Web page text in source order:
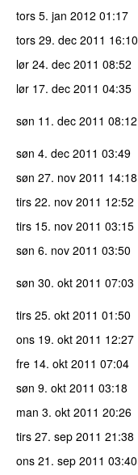
tors 5. jan 2012 01:17
tors 29. dec 2011 16:10
lør 24. dec 2011 08:52
lør 17. dec 2011 04:35
søn 11. dec 2011 08:12
søn 4. dec 2011 03:49
søn 27. nov 2011 14:18
tirs 22. nov 2011 12:52
tirs 15. nov 2011 03:15
søn 6. nov 2011 03:50
søn 30. okt 2011 07:03
tirs 25. okt 2011 01:50
ons 19. okt 2011 12:27
fre 14. okt 2011 07:04
søn 9. okt 2011 03:18
man 3. okt 2011 20:26
tirs 27. sep 2011 21:38
ons 21. sep 2011 03:40